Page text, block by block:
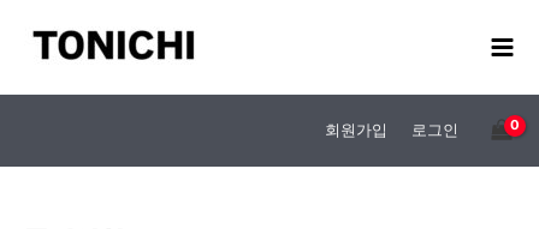
로
뛰
회원가입 로그인